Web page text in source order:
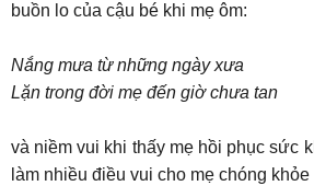
buồn lo của cậu bé khi mẹ ôm:
Nắng mưa từ những ngày xưa
Lặn trong đời mẹ đến giờ chưa tan
và niềm vui khi thấy mẹ hồi phục sức
làm nhiều điều vui cho mẹ chóng